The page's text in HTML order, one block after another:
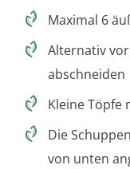
Maximal 6
Alternativ
abschneiden
Kleine Töpfe
Die
von unten